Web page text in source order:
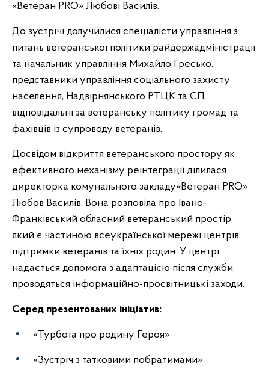
«Ветеран PRO» Любові Василів.
До зустрічі долучилися спеціалісти управління з
питань ветеранської політики райдержадміністрації
та начальник управління Михайло Гресько,
представники управління соціального захисту
населення, Надвірнянського РТЦК та СП,
відповідальні за ветеранську політику громад та
фахівців із супроводу ветеранів.
Досвідом відкриття ветеранського простору як
ефективного механізму реінтеграції ділилася
директорка комунального закладу«Ветеран PRO»
Любов Василів. Вона розповіла про Івано-
Франківський обласний ветеранський простір,
який є частиною всеукраїнської мережі центрів
підтримки ветеранів та їхніх родин. У центрі
надається допомога з адаптацією після служби,
проводяться інформаційно-просвітницькі заходи.
Серед презентованих ініціатив:
«Турбота про родину Героя»
«Зустріч з татковими побратимами»